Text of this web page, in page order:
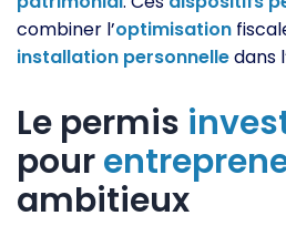
combiner l’optimisation
installation personnelledans
Le permis
pour
ambitieux